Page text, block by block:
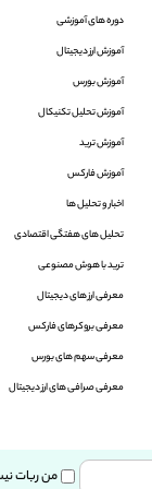
دوره های آموزشی
آموزش ارز دیجیتال
آموزش بورس
آموزش تحلیل تکنیکال
آموزش ترید
آموزش فارکس
اخبار و تحلیل ها
تحلیل های هفتگی اقتصادی
ترید با هوش مصنوعی
معرفی ارز های دیجیتال
معرفی بروکرهای فارکس
معرفی سهم های بورس
معرفی صرافی های ارز دیجیتال
من ربات